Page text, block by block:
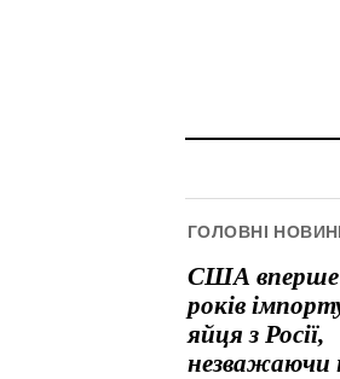
ГОЛОВНІ
США вперше
років
яйця з Росії,
незважаючи